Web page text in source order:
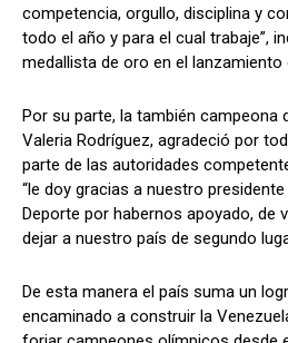
competencia, orgullo, disciplina y
todo el año y para el cual trabaje”,
medallista de oro en el
Por su parte, la también campeona
Valeria Rodríguez, agradeció por
parte de las autoridades
“le doy gracias a nuestro
Deporte por habernos apoyado, de
dejar a nuestro país de segundo
De esta manera el país suma un
encaminado a construir la